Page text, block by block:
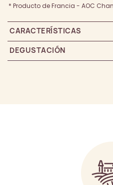
* Producto de Francia - AOC
CARACTERÍSTICAS
DEGUSTACIÓN